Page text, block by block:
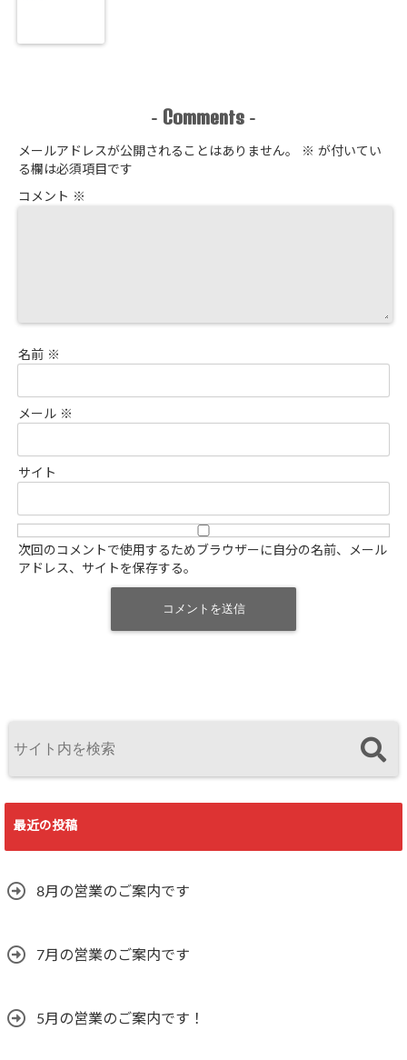
- Comments -
メールアドレスが公開されることはありません。 ※ が付いてい
る欄は必須項目です
コメント ※
名前 ※
メール ※
サイト
次回のコメントで使用するためブラウザーに自分の名前、メール
アドレス、サイトを保存する。
最近の投稿
8月の営業のご案内です
7月の営業のご案内です
5月の営業のご案内です！